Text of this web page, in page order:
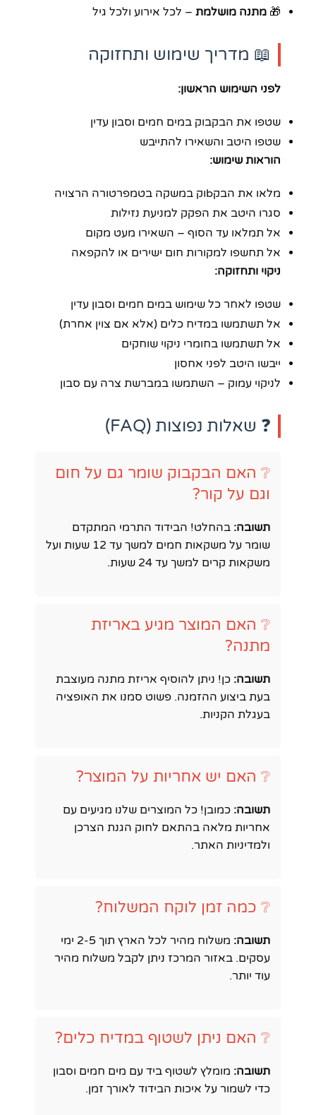
🎁 מתנה מושלמת – לכל אירוע ולכל גיל
📖 מדריך שימוש ותחזוקה
לפני השימוש הראשון:
שטפו את הבקבוק במים חמים וסבון עדין
שטפו היטב והשאירו להתייבש
הוראות שימוש:
מלאו את הבקbוק במשקה בטמפרטורה הרצויה
סגרו היטב את הפקק למניעת נזילות
אל תמלאו עד הסוף – השאירו מעט מקום
אל תחשפו למקורות חום ישירים או להקפאה
ניקוי ותחזוקה:
שטפו לאחר כל שימוש במים חמים וסבון עדין
אל תשתמשו במדיח כלים (אלא אם צוין אחרת)
אל תשתמשו בחומרי ניקוי שוחקים
ייבשו היטב לפני אחסון
לניקוי עמוק – השתמשו במברשת צרה עם סבון
❓ שאלות נפוצות (FAQ)
❔ האם הבקבוק שומר גם על חום
וגם על קור?
תשובה: בהחלט! הבידוד התרמי המתקדם
שומר על משקאות חמים למשך עד 12 שעות ועל
משקאות קרים למשך עד 24 שעות.
❔ האם המוצר מגיע באריזת
מתנה?
תשובה: כן! ניתן להוסיף אריזת מתנה מעוצבת
בעת ביצוע ההזמנה. פשוט סמנו את האופציה
בעגלת הקניות.
❔ האם יש אחריות על המוצר?
תשובה: כמובן! כל המוצרים שלנו מגיעים עם
אחריות מלאה בהתאם לחוק הגנת הצרכן
ולמדיניות האתר.
❔ כמה זמן לוקח המשלוח?
תשובה:
משלוח מהיר לכל הארץ תוך 2-5 ימי
עסקים. באזור המרכז ניתן לקבל משלוח מהיר
עוד יותר.
❔ האם ניתן לשטוף במדיח כלים?
תשובה: מומלץ לשטוף ביד עם מים חמים וסבון
כדי לשמור על איכות הבידוד לאורך זמן.